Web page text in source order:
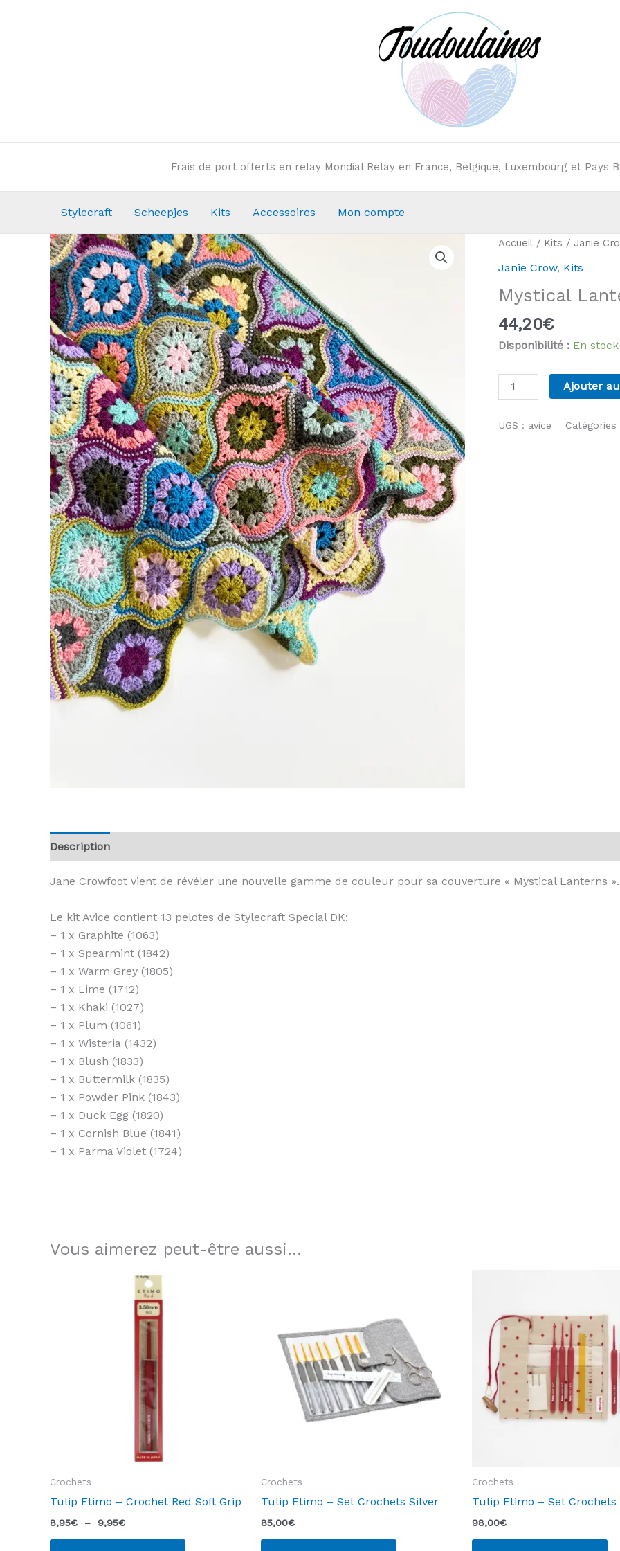
Frais de port offerts en relay Mondial Relay en France, Belgique, Luxembourg et Pays
Stylecraft Scheepjes Kits Accessoires Mon compte
Accueil / Kits / Janie
Janie Crow, Kits
Mystical
44,20€
Disponibilité : En stock
quantité
de
Ajouter
UGS : avice
Description
Jane Crowfoot vient de révéler une nouvelle gamme de couleur pour sa couverture « Mystical Lanterns ».
Le kit Avice contient 13 pelotes de Stylecraft Special DK:
– 1 x Graphite (1063)
– 1 x Spearmint (1842)
– 1 x Warm Grey (1805)
– 1 x Lime (1712)
– 1 x Khaki (1027)
– 1 x Plum (1061)
– 1 x Wisteria (1432)
– 1 x Blush (1833)
– 1 x Buttermilk (1835)
– 1 x Powder Pink (1843)
– 1 x Duck Egg (1820)
– 1 x Cornish Blue (1841)
– 1 x Parma Violet (1724)
Vous aimerez peut-être aussi…
Crochets
Tulip Etimo – Crochet Red Soft Grip
8,95€ – 9,95€Plage
Ce
Crochets
Tulip Etimo – Set Crochets Silver
85,00€
Crochets
Tulip Etimo – Set Crochets
98,00€